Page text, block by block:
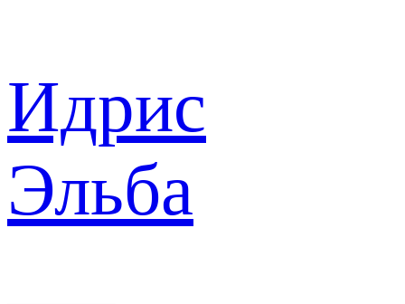
Идрис
Эльба